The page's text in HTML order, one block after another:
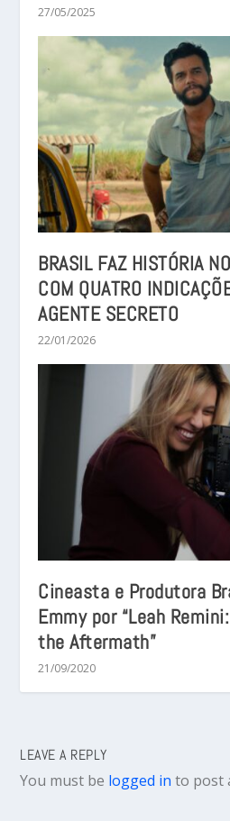
27/05/2025
BRASIL FAZ HISTÓRIA
COM QUATRO
AGENTE SECRETO
22/01/2026
Cineasta e Produtora
Emmy por “Leah
the Aftermath”
21/09/2020
LEAVE A REPLY
You must be logged in to post